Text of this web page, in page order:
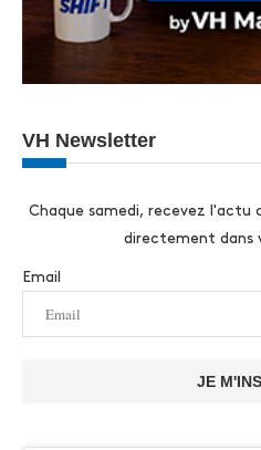
VH Newsletter
Chaque samedi, recevez
directement dans
Email
JE